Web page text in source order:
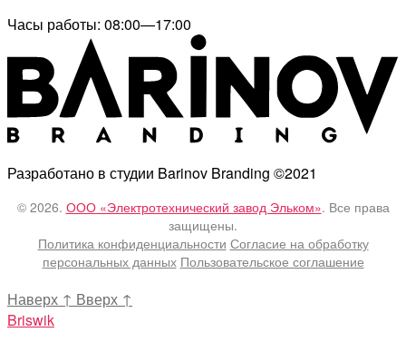
Часы работы: 08:00—17:00
Разработано в студии Barinov Branding ©2021
© 2026. ООО «Электротехнический завод Эльком». Все права
защищены.
Политика конфиденциальности Согласие на обработку
персональных данных Пользовательское соглашение
Наверх ↑ Вверх ↑
Briswik